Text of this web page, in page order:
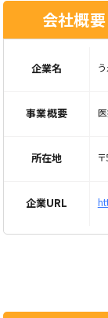
会社概要
企業名
事業概要
所在地
企業URL